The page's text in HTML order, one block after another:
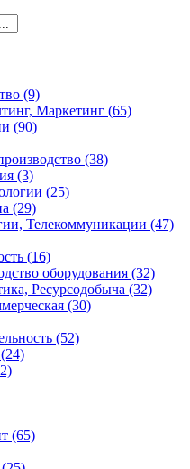
(9)
Маркетинг (65)
(90)
(38)
(3)
(25)
(29)
Телекоммуникации (47)
(16)
оборудования (32)
Ресурсодобыча (32)
(30)
(52)
(24)
(65)